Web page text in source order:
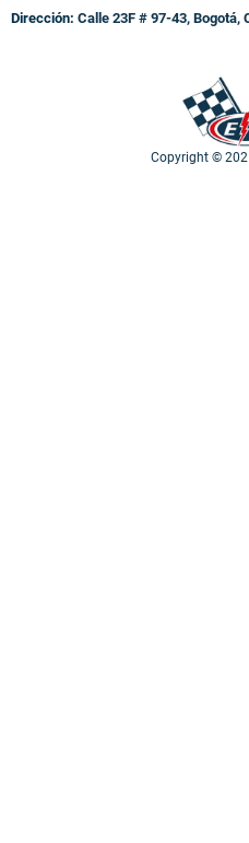
Dirección: Calle 23F # 97-43, Bogotá,
Copyright ©